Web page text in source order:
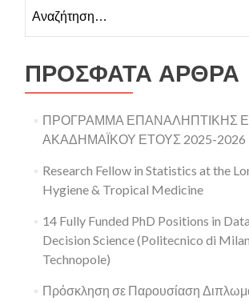
Τμήμα
Μαθηματικό
ΠΡΌΣΦΑΤΑ ΆΡΘΡΑ
ΠΡΟΓΡΑΜΜΑ ΕΠΑΝΑΛΗΠΤΙΚΗΣ
ΑΚΑΔΗΜΑΪΚΟΥ ΕΤΟΥΣ 2025-2026
Research Fellow in Statistics at the
Hygiene & Tropical Medicine
14 Fully Funded PhD Positions in
Decision Science (Politecnico di
Technopole)
Πρόσκληση σε Παρουσίαση